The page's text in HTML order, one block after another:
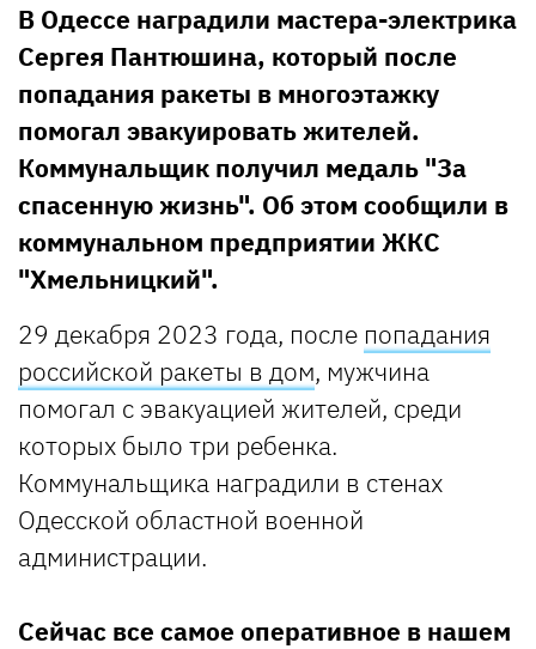
В Одессе наградили мастера-электрика
Сергея Пантюшина, который после
попадания ракеты в многоэтажку
помогал эвакуировать жителей.
Коммунальщик получил медаль "За
спасенную жизнь". Об этом сообщили в
коммунальном предприятии ЖКС
"Хмельницкий".
29 декабря 2023 года, после попадания
российской ракеты в дом, мужчина
помогал с эвакуацией жителей, среди
которых было три ребенка.
Коммунальщика наградили в стенах
Одесской областной военной
администрации.
Сейчас все самое оперативное в нашем